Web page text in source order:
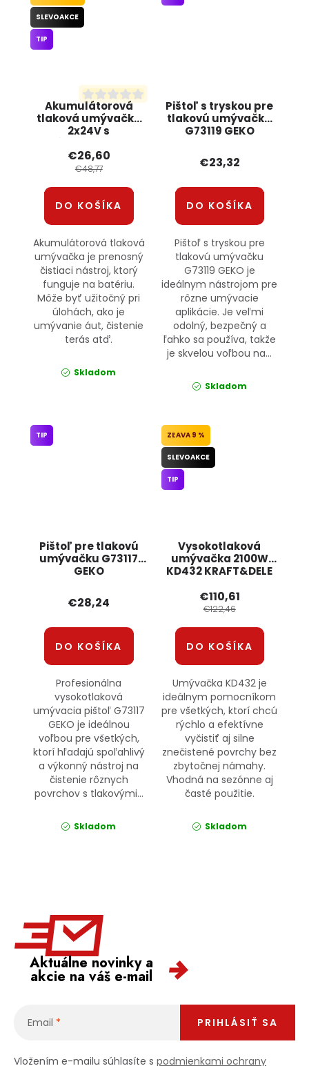
Akumulátorová
tlaková umývačka
2x24V s
OD011 JIPOS
SLEVOAKCE
TIP
€26,60
€48,77
DO KOŠÍKA
Akumulátorová tlaková
umývačka je prenosný
čistiaci nástroj, ktorý
funguje na batériu.
Môže byť užitočný pri
úlohách, ako je
umývanie áut, čistenie
terás atď.
Skladom
Pištoľ s tryskou pre
tlakovú umývačku
G73119 GEKO
€23,32
DO KOŠÍKA
Pištoľ s tryskou pre
tlakovú umývačku
G73119 GEKO je
ideálnym nástrojom pre
rôzne umývacie
aplikácie. Je veľmi
odolný, bezpečný a
ľahko sa používa, takže
je skvelou voľbou na...
Skladom
Pištoľ pre tlakovú
umývačku G73117
GEKO
TIP
€28,24
DO KOŠÍKA
Profesionálna
vysokotlaková
umývacia pištoľ G73117
GEKO je ideálnou
voľbou pre všetkých,
ktorí hľadajú spoľahlivý
a výkonný nástroj na
čistenie rôznych
povrchov s tlakovými...
Skladom
Vysokotlaková
umývačka 2100W
KD432 KRAFT&DELE
9 %
SLEVOAKCE
TIP
€110,61
€122,46
DO KOŠÍKA
Umývačka KD432 je
ideálnym pomocníkom
pre všetkých, ktorí chcú
rýchlo a efektívne
vyčistiť aj silne
znečistené povrchy bez
zbytočnej námahy.
Vhodná na sezónne aj
časté použitie.
Skladom
Aktuálne novinky a
akcie na váš e-mail
Email
Vložením e-mailu súhlasíte s podmienkami ochrany
PRIHLÁSIŤ SA